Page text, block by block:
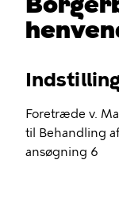
Foretræde v.
til Behandling
ansøgning 6